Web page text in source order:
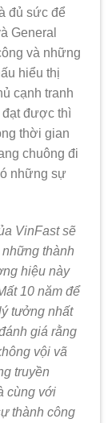
đủ sức để
General
và những
hiểu thị
cạnh tranh
được thì
thời gian
chuông đi
những sự
VinFast sẽ
thành
hiệu này
10 năm để
tưởng nhất
giá rằng
vội vã
truyền
cùng với
thành công